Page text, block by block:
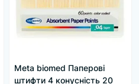
Meta biomed Паперові
штифти 4 конусність 20